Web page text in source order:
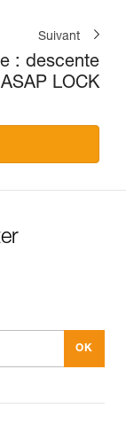
Suivant
: descente
LOCK